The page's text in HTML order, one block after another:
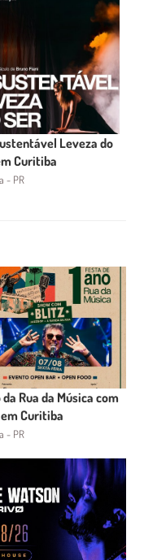
Leveza do
Curitiba
- PR
da Rua da Música com
Curitiba
- PR